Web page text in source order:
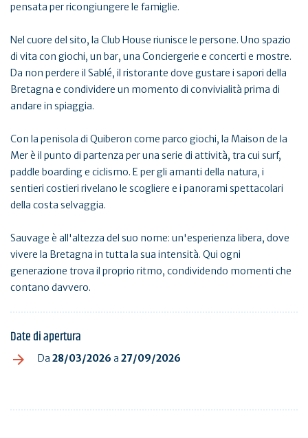
pensata per ricongiungere le famiglie.
Nel cuore del sito, la Club House riunisce le persone. Uno spazio
di vita con giochi, un bar, una Conciergerie e concerti e mostre.
Da non perdere il Sablé, il ristorante dove gustare i sapori della
Bretagna e condividere un momento di convivialità prima di
andare in spiaggia.
Con la penisola di Quiberon come parco giochi, la Maison de la
Mer è il punto di partenza per una serie di attività, tra cui surf,
paddle boarding e ciclismo. E per gli amanti della natura, i
sentieri costieri rivelano le scogliere e i panorami spettacolari
della costa selvaggia.
Sauvage è all'altezza del suo nome: un'esperienza libera, dove
vivere la Bretagna in tutta la sua intensità. Qui ogni
generazione trova il proprio ritmo, condividendo momenti che
contano davvero.
Date di apertura
Da 28/03/2026 a 27/09/2026